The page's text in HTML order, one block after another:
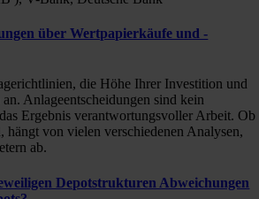
über Wertpapierkäufe und -
die Höhe Ihrer Investition und
Anlageentscheidungen sind kein
Ergebnis verantwortungsvoller Arbeit. Ob
von vielen verschiedenen Analysen,
ab.
Depotstrukturen Abweichungen